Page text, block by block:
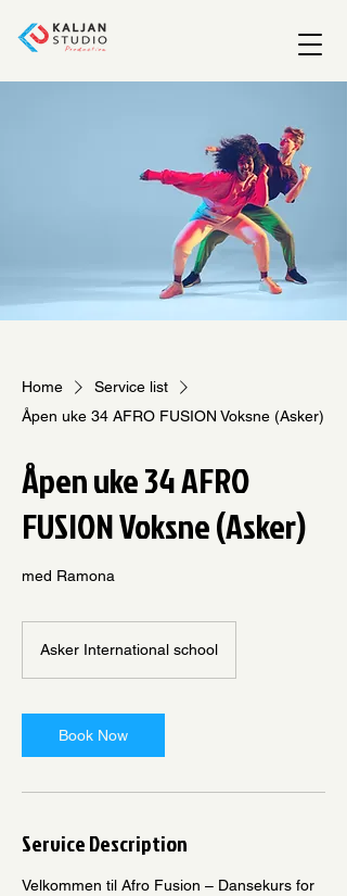
Home
Service list
Åpen uke 34 AFRO FUSION Voksne (Asker)
Åpen uke 34 AFRO
FUSION Voksne (Asker)
med Ramona
Asker International school
Book Now
Service Description
Velkommen til Afro Fusion – Dansekurs for